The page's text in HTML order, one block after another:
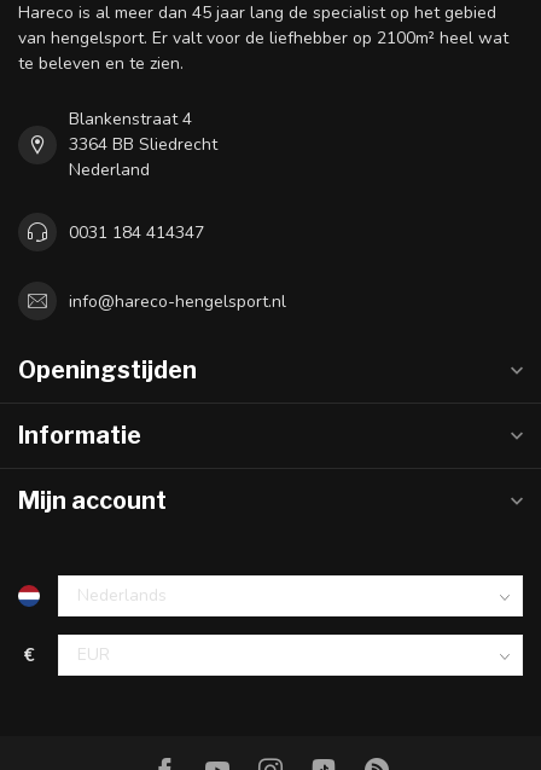
Hareco is al meer dan 45 jaar lang de specialist op het gebied
van hengelsport. Er valt voor de liefhebber op 2100m² heel wat
te beleven en te zien.
Blankenstraat 4
3364 BB Sliedrecht
Nederland
0031 184 414347
info@hareco-hengelsport.nl
Openingstijden
Informatie
Mijn account
€